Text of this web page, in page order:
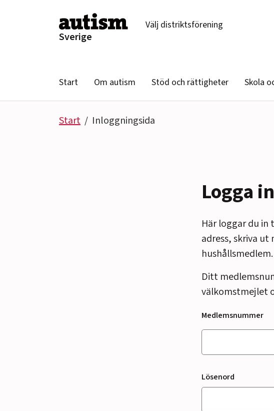
Sverige
Välj distriktsförening
Start Om autism Stöd och rättigheter Skola
Start Inloggningsida
Logga in
Här loggar du in
adress, skriva
hushållsmedlem.
Ditt
välkomstmejlet
Medlemsnummer
Lösenord